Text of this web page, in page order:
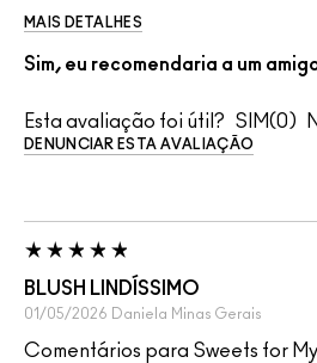
MAIS DETALHES
Sim, eu recomendaria a um
Esta avaliação foi útil? 0
DENUNCIAR ESTA AVALIAÇÃO
BLUSH LINDÍSSIMO
01/05/2026 Daniela Minas Gerais
Comentários para Sweets for